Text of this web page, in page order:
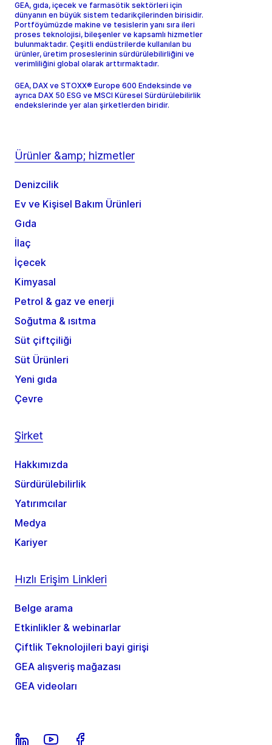
GEA, gıda, içecek ve farmasötik sektörleri için
dünyanın en büyük sistem tedarikçilerinden birisidir.
Portföyümüzde makine ve tesislerin yanı sıra ileri
proses teknolojisi, bileşenler ve kapsamlı hizmetler
bulunmaktadır. Çeşitli endüstrilerde kullanılan bu
ürünler, üretim proseslerinin sürdürülebilirliğini ve
verimliliğini global olarak arttırmaktadır.
GEA, DAX ve STOXX® Europe 600 Endeksinde ve
ayrıca DAX 50 ESG ve MSCI Küresel Sürdürülebilirlik
endekslerinde yer alan şirketlerden biridir.
Ürünler &amp; hizmetler
Denizcilik
Ev ve Kişisel Bakım Ürünleri
Gıda
İlaç
İçecek
Kimyasal
Petrol & gaz ve enerji
Soğutma & ısıtma
Süt çiftçiliği
Süt Ürünleri
Yeni gıda
Çevre
Şirket
Hakkımızda
Sürdürülebilirlik
Yatırımcılar
Medya
Kariyer
Hızlı Erişim Linkleri
Belge arama
Etkinlikler & webinarlar
Çiftlik Teknolojileri bayi girişi
GEA alışveriş mağazası
GEA videoları